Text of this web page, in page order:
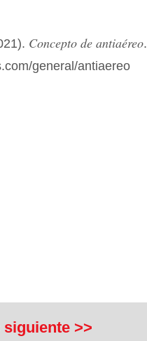
Concepto de antiaéreo.
general/antiaereo
>>